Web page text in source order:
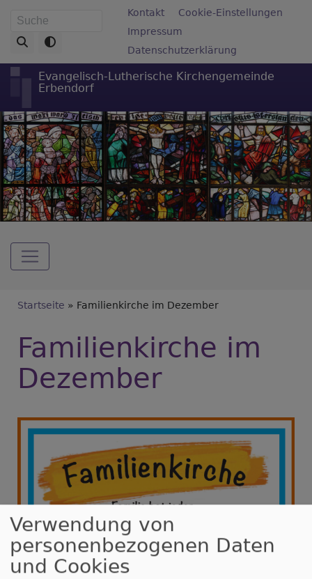
zum
Inhalt
Suche Fußbereichsmenü
Kontakt
Cookie-Einstellungen
Impressum
Datenschutzerklärung
Evangelisch-Lutherische Kirchengemeinde
Erbendorf
Hauptnavigation
Breadcrumb
Startseite Familienkirche im Dezember
Familienkirche im
Dezember
Verwendung von
personenbezogenen Daten
und Cookies